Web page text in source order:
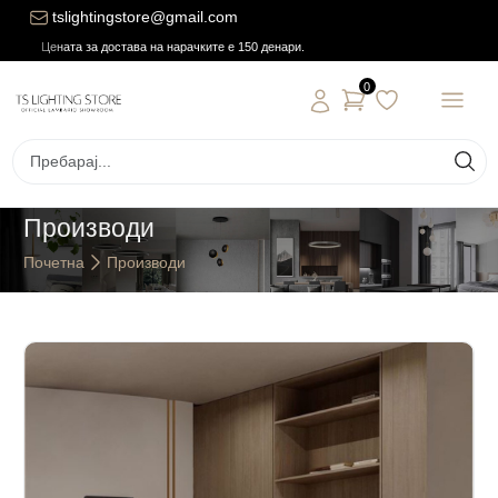
tslightingstore@gmail.com
Цената за достава на нарачките е 150 денари.
0
Производи
Почетна Производи